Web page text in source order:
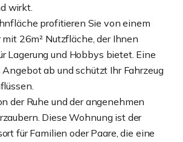
wirkt.
profitieren Sie von einem
26m² Nutzfläche, der Ihnen
Lagerung und Hobbys bietet. Eine
Angebot ab und schützt Ihr Fahrzeug
der Ruhe und der angenehmen
Diese Wohnung ist der
für Familien oder Paare, die eine